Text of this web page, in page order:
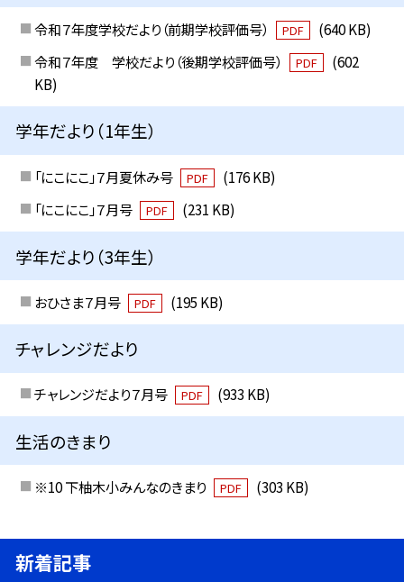
令和７年度学校だより（前期学校評価号） PDF
(640 KB)
令和７年度 学校だより（後期学校評価号）
PDF
(602
KB)
学年だより（1年生）
「にこにこ」７月夏休み号 PDF
(176 KB)
「にこにこ」７月号
PDF (231 KB)
学年だより（3年生）
おひさま７月号 PDF (195 KB)
チャレンジだより
チャレンジだより７月号 PDF (933 KB)
生活のきまり
※10 下柚木小みんなのきまり PDF (303 KB)
新着記事